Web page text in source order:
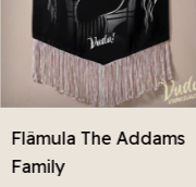
Flâmula The Addams
Family